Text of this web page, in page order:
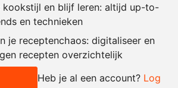
+
kookstijl en blijf leren: altijd up-to-
en technieken
je receptenchaos: digitaliseer en
recepten overzichtelijk
Heb je al een account? Log